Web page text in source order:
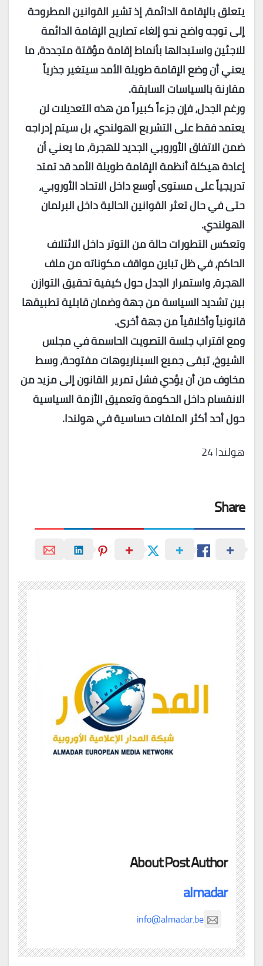
يتعلق بالإقامة الدائمة، إذ تشير القوانين المطروحة
إلى توجه واضح نحو إلغاء تصاريح الإقامة الدائمة
للاجئين واستبدالها بأنماط إقامة مؤقتة متجددة، ما
يعني أن وضع الإقامة طويلة الأمد سيتغير جذرياً
مقارنة بالسياسات السابقة.
ورغم الجدل، فإن جزءاً كبيراً من هذه التعديلات لن
يعتمد فقط على التشريع الهولندي، بل سيتم إدراجه
ضمن الاتفاق الأوروبي الجديد للهجرة، ما يعني أن
إعادة هيكلة أنظمة الإقامة طويلة الأمد قد تمتد
تدريجياً على مستوى أوسع داخل الاتحاد الأوروبي،
حتى في حال تعثر القوانين الحالية داخل البرلمان
الهولندي.
وتعكس التطورات حالة من التوتر داخل الائتلاف
الحاكم، في ظل تباين مواقف مكوناته من ملف
الهجرة، واستمرار الجدل حول كيفية تحقيق التوازن
بين تشديد السياسة من جهة وضمان قابلية تطبيقها
قانونياً وأخلاقياً من جهة أخرى.
ومع اقتراب جلسة التصويت الحاسمة في مجلس
الشيوخ، تبقى جميع السيناريوهات مفتوحة، وسط
مخاوف من أن يؤدي فشل تمرير القانون إلى مزيد من
الانقسام داخل الحكومة وتعميق الأزمة السياسية
حول أحد أكثر الملفات حساسية في هولندا.
هولندا 24
Share
About Post Author
almadar
info@almadar.be